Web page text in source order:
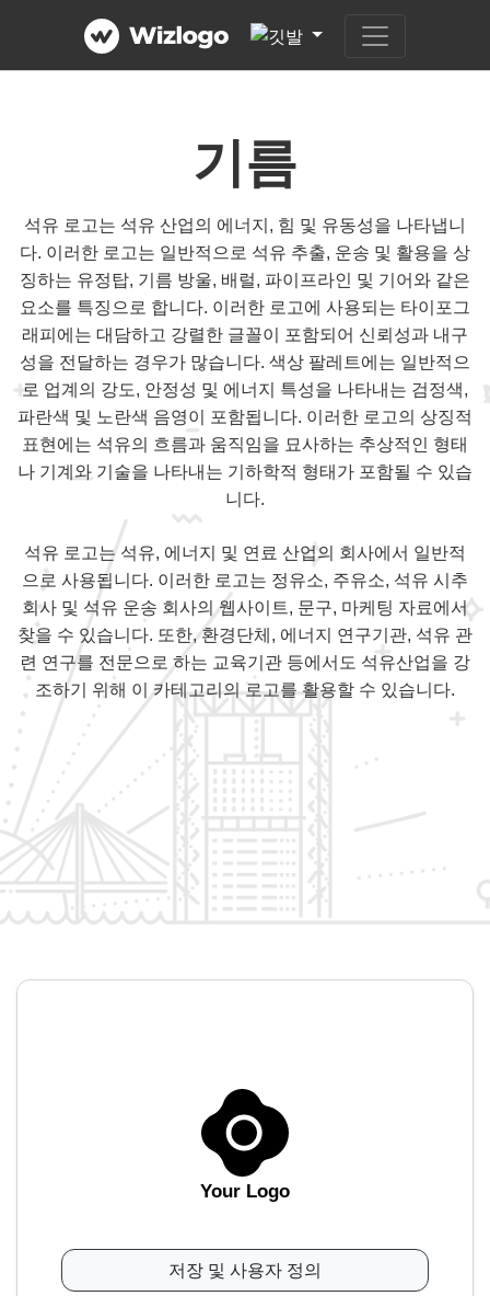
기름
석유 로고는 석유 산업의 에너지, 힘 및 유동성을 나타냅니
다. 이러한 로고는 일반적으로 석유 추출, 운송 및 활용을 상
징하는 유정탑, 기름 방울, 배럴, 파이프라인 및 기어와 같은
요소를 특징으로 합니다. 이러한 로고에 사용되는 타이포그
래피에는 대담하고 강렬한 글꼴이 포함되어 신뢰성과 내구
성을 전달하는 경우가 많습니다. 색상 팔레트에는 일반적으
로 업계의 강도, 안정성 및 에너지 특성을 나타내는 검정색,
파란색 및 노란색 음영이 포함됩니다. 이러한 로고의 상징적
표현에는 석유의 흐름과 움직임을 묘사하는 추상적인 형태
나 기계와 기술을 나타내는 기하학적 형태가 포함될 수 있습
니다.
석유 로고는 석유, 에너지 및 연료 산업의 회사에서 일반적
으로 사용됩니다. 이러한 로고는 정유소, 주유소, 석유 시추
회사 및 석유 운송 회사의 웹사이트, 문구, 마케팅 자료에서
찾을 수 있습니다. 또한, 환경단체, 에너지 연구기관, 석유 관
련 연구를 전문으로 하는 교육기관 등에서도 석유산업을 강
조하기 위해 이 카테고리의 로고를 활용할 수 있습니다.
Your Logo
저장 및 사용자 정의